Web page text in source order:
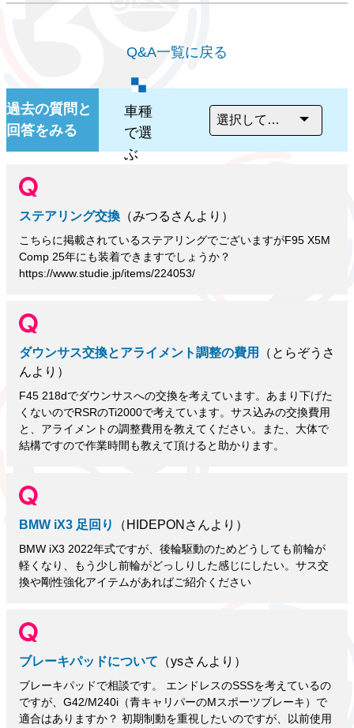
Q&A一覧に戻る
過去の質問と
回答をみる
車種
で選
ぶ
ステアリング交換 （みつるさんより）
こちらに掲載されているステアリングでございますがF95 X5M
Comp 25年にも装着できますでしょうか？
https://www.studie.jp/items/224053/
ダウンサス交換とアライメント調整の費用
（とらぞうさ
んより）
F45 218dでダウンサスへの交換を考えています。あまり下げた
くないのでRSRのTi2000で考えています。サス込みの交換費用
と、アライメントの調整費用を教えてください。また、大体で
結構ですので作業時間も教えて頂けると助かります。
BMW iX3 足回り （HIDEPONさんより）
BMW iX3 2022年式ですが、後輪駆動のためどうしても前輪が
軽くなり、もう少し前輪がどっしりした感じにしたい。サス交
換や剛性強化アイテムがあればご紹介ください
ブレーキパッドについて （ysさんより）
ブレーキパッドで相談です。 エンドレスのSSSを考えているの
ですが、G42/M240i（青キャリパーのMスポーツブレーキ）で
適合はありますか？ 初期制動を重視したいのですが、以前使用